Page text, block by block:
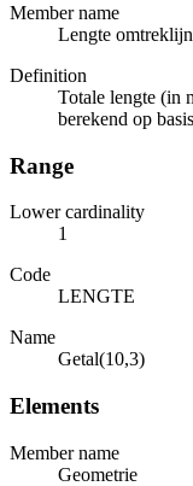
Member name
Lengte
Definition
Totale lengte (in
berekend op
Range
Lower cardinality
1
Code
LENGTE
Name
Getal(10,3)
Elements
Member name
Geometrie